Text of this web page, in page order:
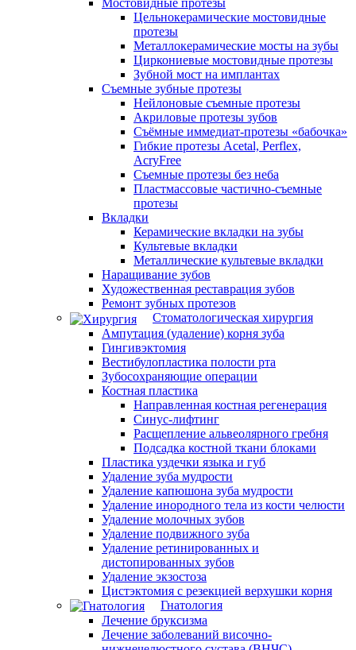
Мостовидные протезы
Цельнокерамические мостовидные
протезы
Металлокерамические мосты на зубы
Циркониевые мостовидные протезы
Зубной мост на имплантах
Съемные зубные протезы
Нейлоновые съемные протезы
Акриловые протезы зубов
Съёмные иммедиат‑протезы «бабочка»
Гибкие протезы Acetal, Perflex,
AcryFree
Съемные протезы без неба
Пластмассовые частично-съемные
протезы
Вкладки
Керамические вкладки на зубы
Культевые вкладки
Металлические культевые вкладки
Наращивание зубов
Художественная реставрация зубов
Ремонт зубных протезов
Стоматологическая хирургия
Ампутация (удаление) корня зуба
Гингивэктомия
Вестибулопластика полости рта
Зубосохраняющие операции
Костная пластика
Направленная костная регенерация
Синус-лифтинг
Расщепление альвеолярного гребня
Подсадка костной ткани блоками
Пластика уздечки языка и губ
Удаление зуба мудрости
Удаление капюшона зуба мудрости
Удаление инородного тела из кости челюсти
Удаление молочных зубов
Удаление подвижного зуба
Удаление ретинированных и
дистопированных зубов
Удаление экзостоза
Цистэктомия с резекцией верхушки корня
Гнатология
Лечение бруксизма
Лечение заболеваний височно-